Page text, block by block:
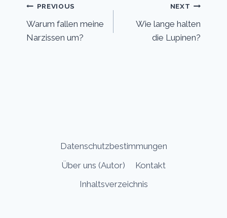
Post
navigation
PREVIOUS
Warum fallen meine
Narzissen um?
NEXT
Wie lange halten
die Lupinen?
Datenschutzbestimmungen
Über uns (Autor)
Kontakt
Inhaltsverzeichnis